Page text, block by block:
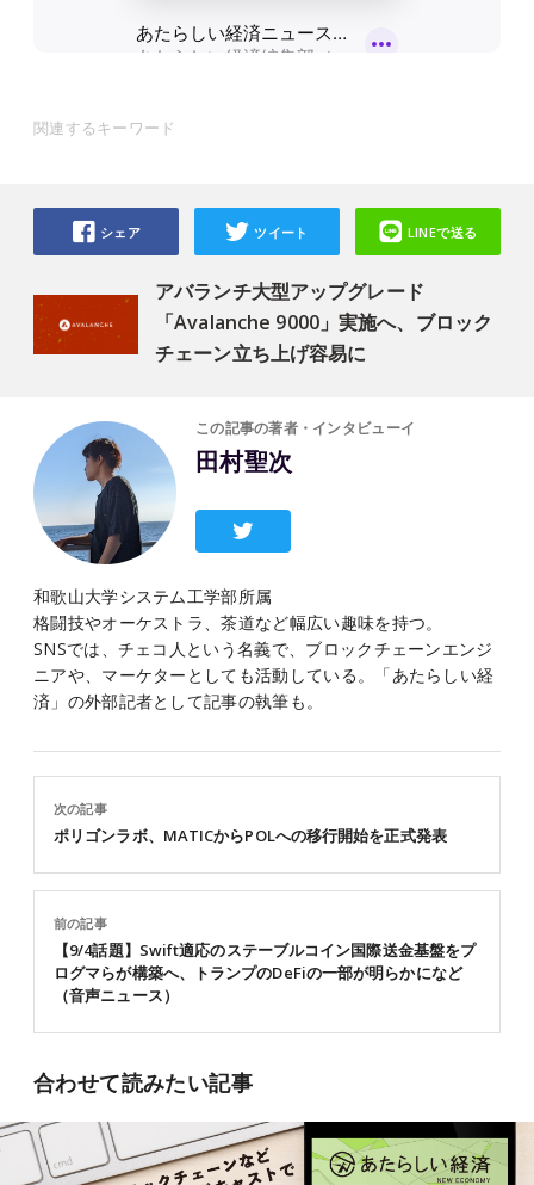
関連するキーワード
アバランチ大型アップグレード
「Avalanche 9000」実施へ、ブロック
チェーン立ち上げ容易に
シェア ツイート LINEで送る
この記事の著者・インタビューイ
田村聖次
和歌山大学システム工学部所属
格闘技やオーケストラ、茶道など幅広い趣味を持つ。
SNSでは、チェコ人という名義で、ブロックチェーンエンジ
ニアや、マーケターとしても活動している。「あたらしい経
済」の外部記者として記事の執筆も。
前の記事
【9/4話題】Swift適応のステーブルコイン国際送金基盤をプ
ログマらが構築へ、トランプのDeFiの一部が明らかになど
（音声ニュース）
次の記事
ポリゴンラボ、MATICからPOLへの移行開始を正式発表
合わせて読みたい記事